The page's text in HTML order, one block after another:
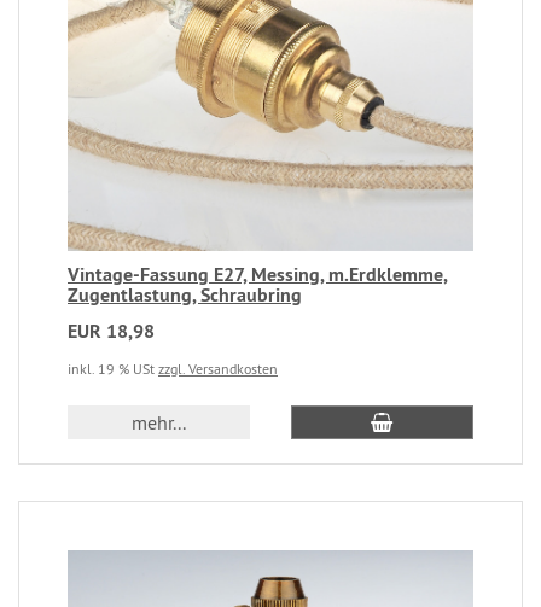
Vintage-Fassung E27, Messing, m.Erdklemme,
Zugentlastung, Schraubring
EUR 18,98
inkl. 19 % USt zzgl. Versandkosten
mehr...